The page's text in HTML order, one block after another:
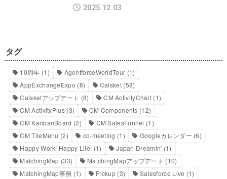
2025.12.03
タグ
10周年 (1) AgentforceWorldTour (1)
AppExchangeExpo (8) Calsket(58)
Calsketアップデート (8) CM ActivityChart (1)
CM ActivityPlus(3) CM Components (12)
CM KanbanBoard (2) CM SalesFunnel (1)
CM TileMenu (2) co-meeting (1) Googleカレンダー (6)
Happy Work! Happy Life! (1) Japan Dreamin' (1)
MatchingMap (33) MatchingMapアップデート (10)
MatchingMap事例 (1) Pickup (3) Salesforce Live (1)